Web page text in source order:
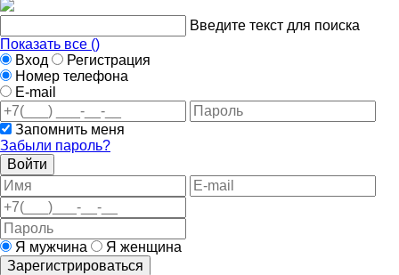
Введите текст для поиска
Показать все ()
Вход
Регистрация
Номер телефона
E-mail
Запомнить меня
Забыли пароль?
Войти
Я мужчина
Я женщина
Зарегистрироваться